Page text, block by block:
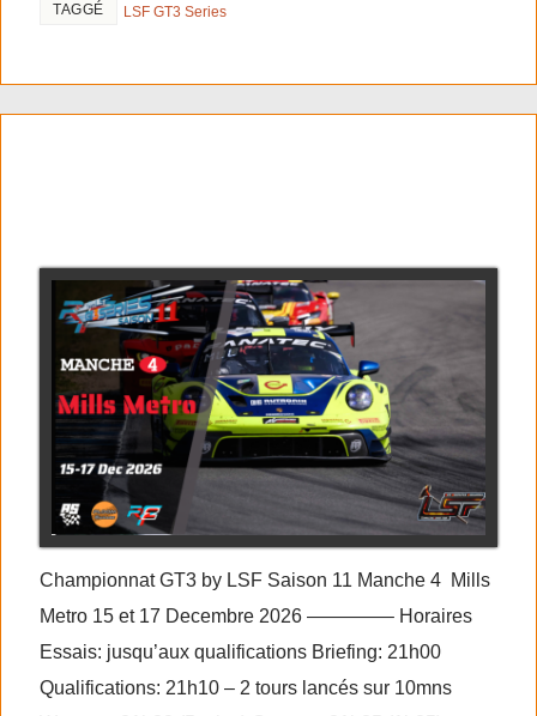
TAGGÉ LSF GT3 Series
Championnat GT3 by LSF Saison 11 Manche 4 Mills
Metro 15 et 17 Decembre 2026 ————– Horaires
Essais: jusqu’aux qualifications Briefing: 21h00
Qualifications: 21h10 – 2 tours lancés sur 10mns